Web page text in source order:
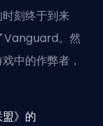
刻终于到来
Vanguard。然
中的作弊者，
》的